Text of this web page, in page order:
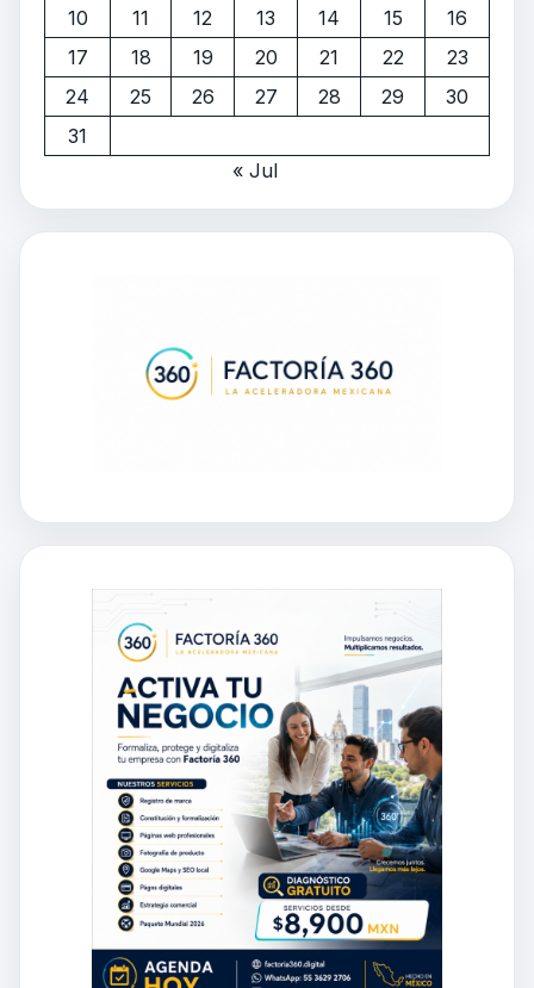
10
11 12 13 14 15
16
17
18 19 20 21 22
23
24
25 26 27 28 29
30
31
« Jul